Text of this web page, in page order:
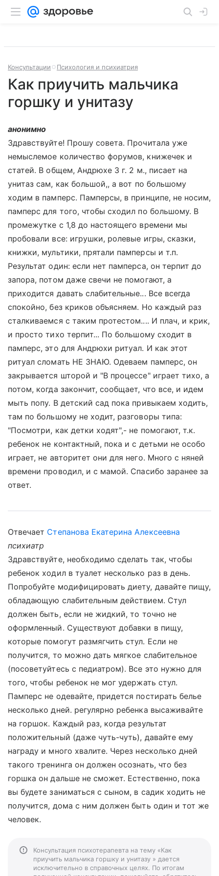
Консультации Психология и психиатрия
Как приучить мальчика
горшку и унитазу
анонимно
Здравствуйте! Прошу совета. Прочитала уже
немыслемое количество форумов, книжечек и
статей. В общем, Андрюхе 3 г. 2 м., писает на
унитаз сам, как большой,, а вот по большому
ходим в памперс. Памперсы, в принципе, не носим,
памперс для того, чтобы сходил по большому. В
промежутке с 1,8 до настоящего времени мы
пробовали все: игрушки, ролевые игры, сказки,
книжки, мультики, прятали памперсы и т.п.
Результат один: если нет памперса, он терпит до
запора, потом даже свечи не помогают, а
приходится давать слабительные... Все всегда
спокойно, без криков объясняем. Но каждый раз
сталкиваемся с таким протестом.... И плач, и крик,
и просто тихо терпит... По большому сходит в
памперс, это для Андрюхи ритуал. И как этот
ритуал сломать НЕ ЗНАЮ. Одеваем памперс, он
закрывается шторой и "В процессе" играет тихо, а
потом, когда закончит, сообщает, что все, и идем
мыть попу. В детский сад пока привыкаем ходить,
там по большому не ходит, разговоры типа:
"Посмотри, как детки ходят",- не помогают, т.к.
ребенок не контактный, пока и с детьми не особо
играет, не авторитет они для него. Много с няней
времени проводил, и с мамой. Спасибо заранее за
ответ.
Отвечает Степанова Екатерина Алексеевна
психиатр
Здравствуйте, необходимо сделать так, чтобы
ребенок ходил в туалет несколько раз в день.
Попробуйте модифицировать диету, давайте пищу,
обладающую слабительным действием. Стул
должен быть, если не жидкий, то точно не
оформленный. Существуют добавки в пищу,
которые помогут размягчить стул. Если не
получится, то можно дать мягкое слабительное
(посоветуйтесь с педиатром). Все это нужно для
того, чтобы ребенок не мог удержать стул.
Памперс не одевайте, придется постирать белье
несколько дней. регулярно ребенка высаживайте
на горшок. Каждый раз, когда результат
положительный (даже чуть-чуть), давайте ему
награду и много хвалите. Через несколько дней
такого тренинга он должен осознать, что без
горшка он дальше не сможет. Естественно, пока
вы будете заниматься с сыном, в садик ходить не
получится, дома с ним должен быть один и тот же
человек.
Консультация психотерапевта на тему «Как
приучить мальчика горшку и унитазу » дается
исключительно в справочных целях. По итогам